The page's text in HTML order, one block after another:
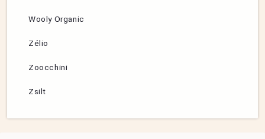
Wooly Organic
Zélio
Zoocchini
Zsilt